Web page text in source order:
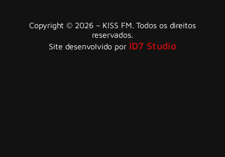
Copyright © 2026 – KISS FM. Todos os direitos
reservados.
Site desenvolvido por ID7 Studio